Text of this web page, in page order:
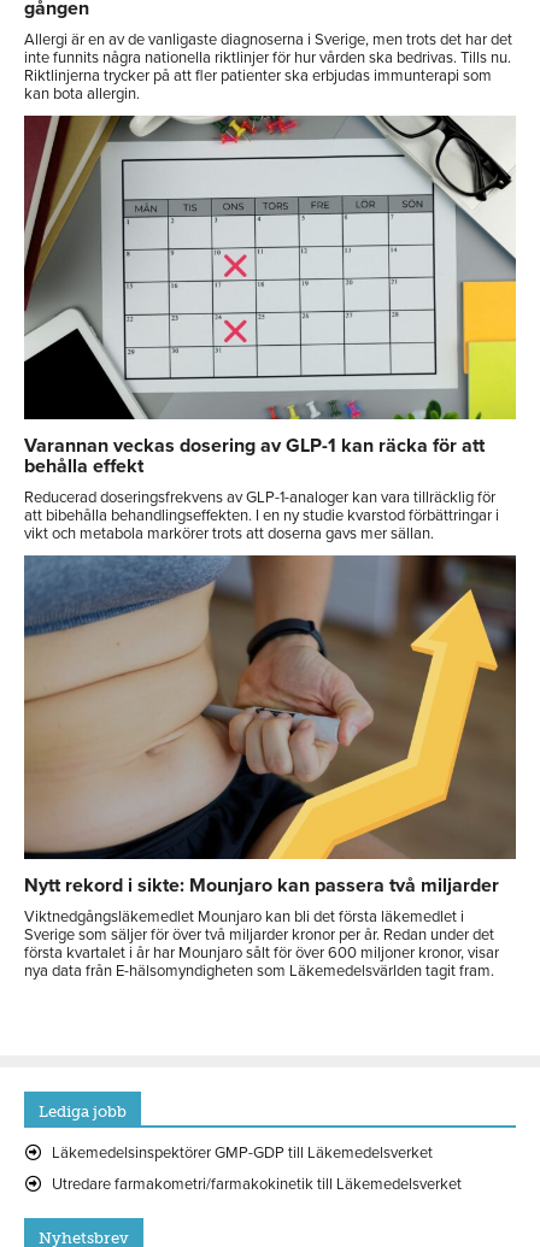
gången
Allergi är en av de vanligaste diagnoserna i Sverige, men trots det har det
inte funnits några nationella riktlinjer för hur vården ska bedrivas. Tills nu.
Riktlinjerna trycker på att fler patienter ska erbjudas immunterapi som
kan bota allergin.
Varannan veckas dosering av GLP-1 kan räcka för att
behålla effekt
Reducerad doseringsfrekvens av GLP-1-analoger kan vara tillräcklig för
att bibehålla behandlingseffekten. I en ny studie kvarstod förbättringar i
vikt och metabola markörer trots att doserna gavs mer sällan.
Nytt rekord i sikte: Mounjaro kan passera två miljarder
Viktnedgångsläkemedlet Mounjaro kan bli det första läkemedlet i
Sverige som säljer för över två miljarder kronor per år. Redan under det
första kvartalet i år har Mounjaro sålt för över 600 miljoner kronor, visar
nya data från E-hälsomyndigheten som Läkemedelsvärlden tagit fram.
Lediga jobb
Läkemedelsinspektörer GMP-GDP till Läkemedelsverket
Utredare farmakometri/farmakokinetik till Läkemedelsverket
Nyhetsbrev